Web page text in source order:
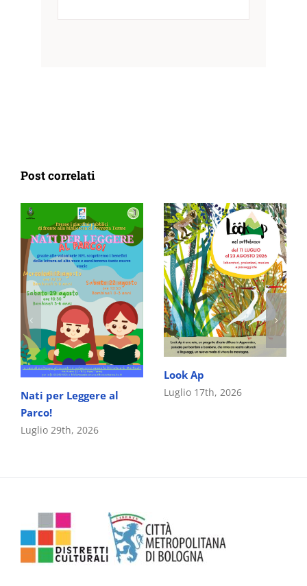
Post correlati
Nati per Leggere al
Parco!
Luglio 29th, 2026
Look Ap
Luglio 17th, 2026